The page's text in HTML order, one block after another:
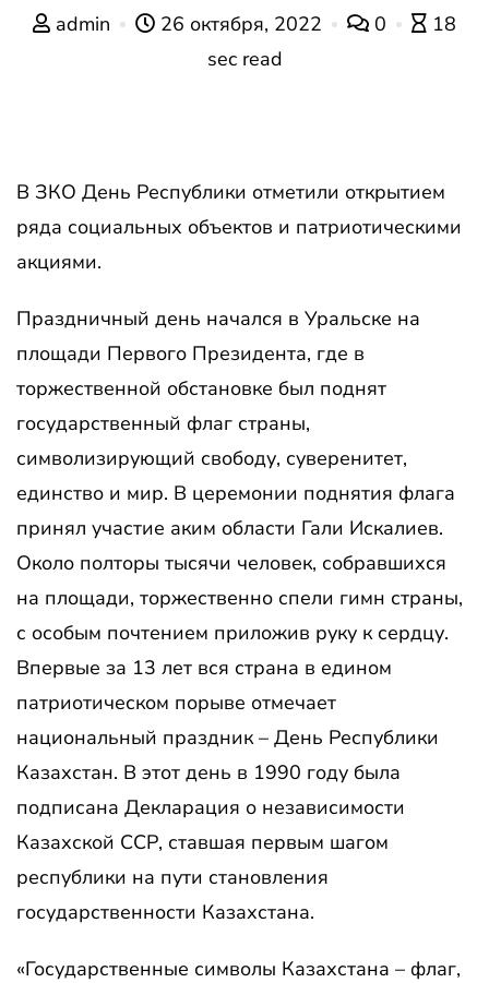
admin 26 октября, 2022 0
18
sec read
В ЗКО День Республики отметили открытием
ряда социальных объектов и патриотическими
акциями.
Праздничный день начался в Уральске на
площади Первого Президента, где в
торжественной обстановке был поднят
государственный флаг страны,
символизирующий свободу, суверенитет,
единство и мир. В церемонии поднятия флага
принял участие аким области Гали Искалиев.
Около полторы тысячи человек, собравшихся
на площади, торжественно спели гимн страны,
с особым почтением приложив руку к сердцу.
Впервые за 13 лет вся страна в едином
патриотическом порыве отмечает
национальный праздник – День Республики
Казахстан. В этот день в 1990 году была
подписана Декларация о независимости
Казахской ССР, ставшая первым шагом
республики на пути становления
государственности Казахстана.
«Государственные символы Казахстана – флаг,